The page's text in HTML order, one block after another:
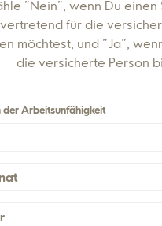
"Nein", wenn Du einen
für die
möchtest, und "Ja",
die versicherte Person
der Arbeitsunfähigkeit